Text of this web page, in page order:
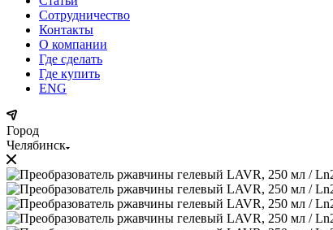
Сотрудничество
Контакты
О компании
Где сделать
Где купить
ENG
Город
Челябинск